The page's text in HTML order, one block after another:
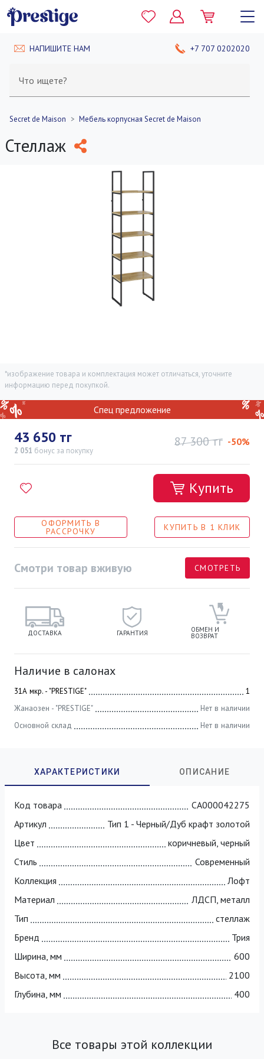
НАПИШИТЕ НАМ +7 707 0202020
Что ищете?
Secret de Maison Мебель корпусная Secret de Maison
Стеллаж
*изображение товара и комплектация может отличаться, уточните
информацию перед покупкой.
Спец предложение
43 650 тг
2 051 бонус за покупку
87 300 тг -50%
Купить
ОФОРМИТЬ В
РАССРОЧКУ КУПИТЬ В 1 КЛИК
Смотри товар вживую СМОТРЕТЬ
ДОСТАВКА ГАРАНТИЯ ОБМЕН И
ВОЗВРАТ
Наличие в салонах
31А мкр. - "PRESTIGE"
1
Жанаозен - "PRESTIGE"
Нет в наличии
Основной склад
Нет в наличии
Код товара
СА000042275
Артикул
Тип 1 - Черный/Дуб крафт золотой
Цвет
коричневый, черный
Стиль
Современный
Коллекция
Лофт
Материал
ЛДСП, металл
Тип
стеллаж
Бренд
Трия
Ширина, мм
600
Высота, мм
2100
Глубина, мм
400
Все товары этой коллекции